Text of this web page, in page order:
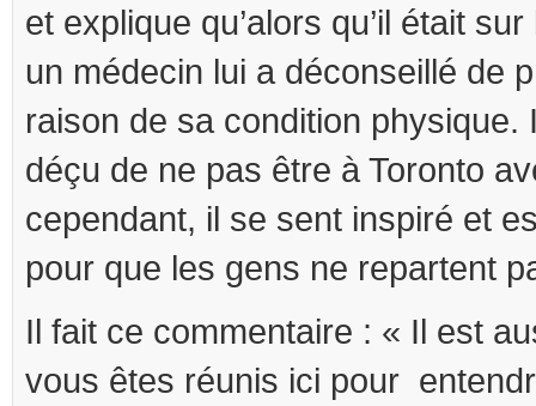
et explique qu’alors qu’il était
un médecin lui a déconseillé de
raison de sa condition physique.
déçu de ne pas être à Toronto
cependant, il se sent inspiré et
pour que les gens ne repartent
Il fait ce commentaire : « Il est
vous êtes réunis ici pour